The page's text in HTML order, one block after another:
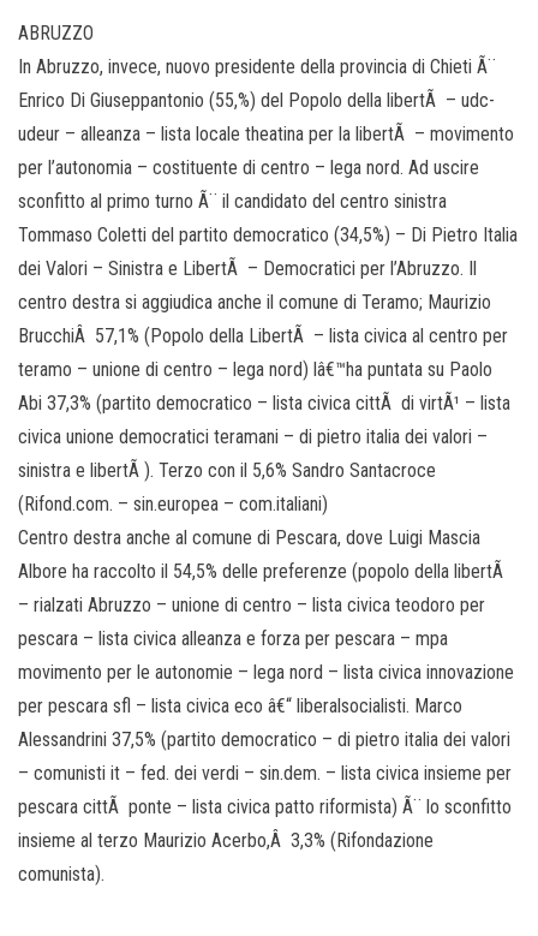
ABRUZZO
In Abruzzo, invece, nuovo presidente della provincia di Chieti Ã¨
Enrico Di Giuseppantonio (55,%) del Popolo della libertÃ – udc-
udeur – alleanza – lista locale theatina per la libertÃ – movimento
per l’autonomia – costituente di centro – lega nord. Ad uscire
sconfitto al primo turno Ã¨ il candidato del centro sinistra
Tommaso Coletti del partito democratico (34,5%) – Di Pietro Italia
dei Valori – Sinistra e LibertÃ – Democratici per l’Abruzzo. Il
centro destra si aggiudica anche il comune di Teramo; Maurizio
BrucchiÂ 57,1% (Popolo della LibertÃ – lista civica al centro per
teramo – unione di centro – lega nord) lâ€™ha puntata su Paolo
Abi 37,3% (partito democratico – lista civica cittÃ di virtÃ¹ – lista
civica unione democratici teramani – di pietro italia dei valori –
sinistra e libertÃ ). Terzo con il 5,6% Sandro Santacroce
(Rifond.com. – sin.europea – com.italiani)
Centro destra anche al comune di Pescara, dove Luigi Mascia
Albore ha raccolto il 54,5% delle preferenze (popolo della libertÃ
– rialzati Abruzzo – unione di centro – lista civica teodoro per
pescara – lista civica alleanza e forza per pescara – mpa
movimento per le autonomie – lega nord – lista civica innovazione
per pescara sfl – lista civica eco â€“ liberalsocialisti. Marco
Alessandrini 37,5% (partito democratico – di pietro italia dei valori
– comunisti it – fed. dei verdi – sin.dem. – lista civica insieme per
pescara cittÃ ponte – lista civica patto riformista) Ã¨ lo sconfitto
insieme al terzo Maurizio Acerbo,Â 3,3% (Rifondazione
comunista).